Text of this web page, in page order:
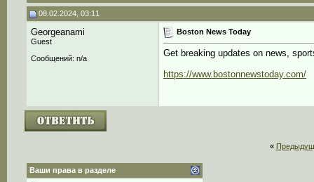
08.02.2024, 03:11
Georgeanami
Guest
Сообщений: n/a
Boston News Today
Get breaking updates on news,
https://www.bostonnewstoday.com/
«
Ваши права в разделе